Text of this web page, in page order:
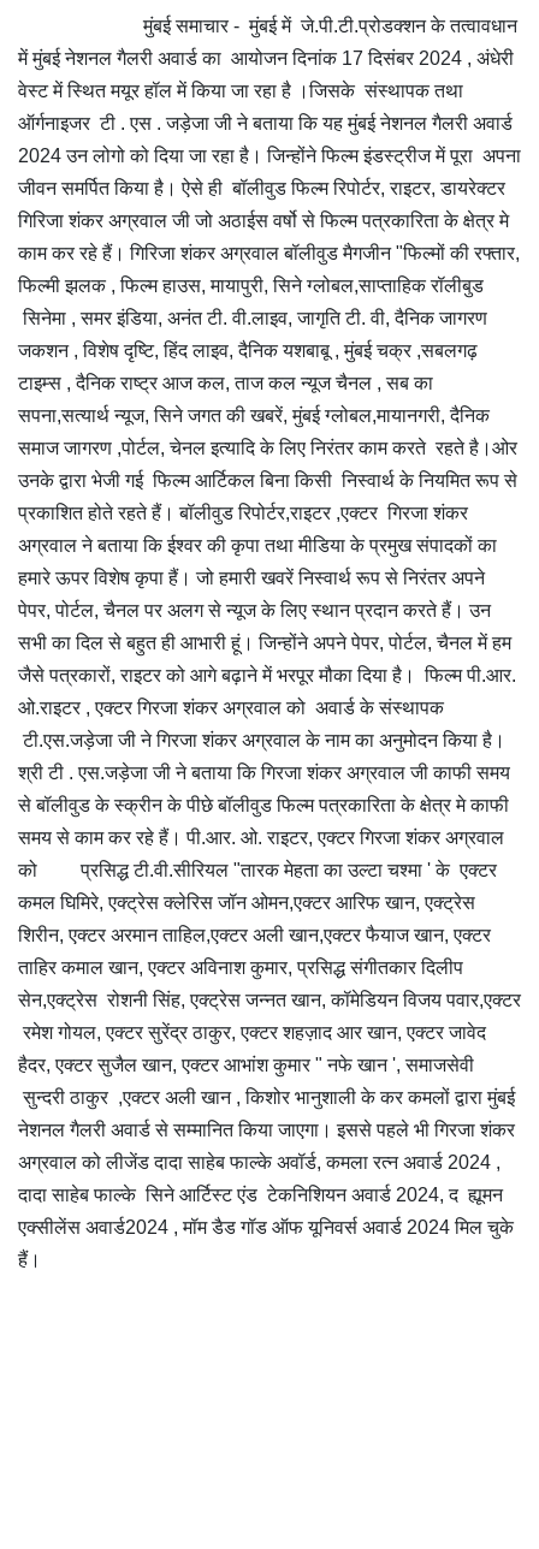
मुंबई समाचार - मुंबई में जे.पी.टी.प्रोडक्शन के तत्वावधान
में मुंबई नेशनल गैलरी अवार्ड का आयोजन दिनांक 17 दिसंबर 2024 , अंधेरी
वेस्ट में स्थित मयूर हॉल में किया जा रहा है ।जिसके संस्थापक तथा
ऑर्गनाइजर टी . एस . जड़ेजा जी ने बताया कि यह मुंबई नेशनल गैलरी अवार्ड
2024 उन लोगो को दिया जा रहा है। जिन्होंने फिल्म इंडस्ट्रीज में पूरा अपना
जीवन समर्पित किया है। ऐसे ही बॉलीवुड फिल्म रिपोर्टर, राइटर, डायरेक्टर
गिरिजा शंकर अग्रवाल जी जो अठाईस वर्षो से फिल्म पत्रकारिता के क्षेत्र मे
काम कर रहे हैं। गिरिजा शंकर अग्रवाल बॉलीवुड मैगजीन "फिल्मों की रफ्तार,
फिल्मी झलक , फिल्म हाउस, मायापुरी, सिने ग्लोबल,साप्ताहिक रॉलीबुड
सिनेमा , समर इंडिया, अनंत टी. वी.लाइव, जागृति टी. वी, दैनिक जागरण
जकशन , विशेष दृष्टि, हिंद लाइव, दैनिक यशबाबू , मुंबई चक्र ,सबलगढ़
टाइम्स , दैनिक राष्ट्र आज कल, ताज कल न्यूज चैनल , सब का
सपना,सत्यार्थ न्यूज, सिने जगत की खबरें, मुंबई ग्लोबल,मायानगरी, दैनिक
समाज जागरण ,पोर्टल, चेनल इत्यादि के लिए निरंतर काम करते रहते है।ओर
उनके द्वारा भेजी गई फिल्म आर्टिकल बिना किसी निस्वार्थ के नियमित रूप से
प्रकाशित होते रहते हैं। बॉलीवुड रिपोर्टर,राइटर ,एक्टर गिरजा शंकर
अग्रवाल ने बताया कि ईश्वर की कृपा तथा मीडिया के प्रमुख संपादकों का
हमारे ऊपर विशेष कृपा हैं। जो हमारी खवरें निस्वार्थ रूप से निरंतर अपने
पेपर, पोर्टल, चैनल पर अलग से न्यूज के लिए स्थान प्रदान करते हैं। उन
सभी का दिल से बहुत ही आभारी हूं। जिन्होंने अपने पेपर, पोर्टल, चैनल में हम
जैसे पत्रकारों, राइटर को आगे बढ़ाने में भरपूर मौका दिया है। फिल्म पी.आर.
ओ.राइटर , एक्टर गिरजा शंकर अग्रवाल को अवार्ड के संस्थापक
टी.एस.जड़ेजा जी ने गिरजा शंकर अग्रवाल के नाम का अनुमोदन किया है।
श्री टी . एस.जड़ेजा जी ने बताया कि गिरजा शंकर अग्रवाल जी काफी समय
से बॉलीवुड के स्क्रीन के पीछे बॉलीवुड फिल्म पत्रकारिता के क्षेत्र मे काफी
समय से काम कर रहे हैं। पी.आर. ओ. राइटर, एक्टर गिरजा शंकर अग्रवाल
को प्रसिद्ध टी.वी.सीरियल "तारक मेहता का उल्टा चश्मा ' के एक्टर
कमल घिमिरे, एक्ट्रेस क्लेरिस जॉन ओमन,एक्टर आरिफ खान, एक्ट्रेस
शिरीन, एक्टर अरमान ताहिल,एक्टर अली खान,एक्टर फैयाज खान, एक्टर
ताहिर कमाल खान, एक्टर अविनाश कुमार, प्रसिद्ध संगीतकार दिलीप
सेन,एक्ट्रेस रोशनी सिंह, एक्ट्रेस जन्नत खान, कॉमेडियन विजय पवार,एक्टर
रमेश गोयल, एक्टर सुरेंद्र ठाकुर, एक्टर शहज़ाद आर खान, एक्टर जावेद
हैदर, एक्टर सुजैल खान, एक्टर आभांश कुमार " नफे खान ', समाजसेवी
सुन्दरी ठाकुर ,एक्टर अली खान , किशोर भानुशाली के कर कमलों द्वारा मुंबई
नेशनल गैलरी अवार्ड से सम्मानित किया जाएगा। इससे पहले भी गिरजा शंकर
अग्रवाल को लीजेंड दादा साहेब फाल्के अवॉर्ड, कमला रत्न अवार्ड 2024 ,
दादा साहेब फाल्के सिने आर्टिस्ट एंड टेकनिशियन अवार्ड 2024, द ह्यूमन
एक्सीलेंस अवार्ड2024 , मॉम डैड गॉड ऑफ यूनिवर्स अवार्ड 2024 मिल चुके
हैं।